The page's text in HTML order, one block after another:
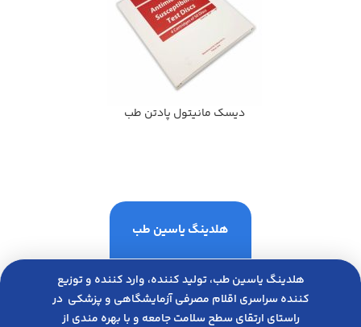
ديسك مانيتول پادتن طب
هلدینگ یاسین طب
هلدینگ یاسین طب، تولید کننده، وارد کننده و توزیع
کننده سراسری اقلام مصرفی آزمایشگاهی و پزشکی در
راﺳﺘﺎی ارﺗﻘﺎی ﺳﻄﺢ ﺳﻼﻣﺖ ﺟﺎﻣﻌﻪ و ﺑﺎ ﺑﻬﺮه ﻣﻨﺪی از